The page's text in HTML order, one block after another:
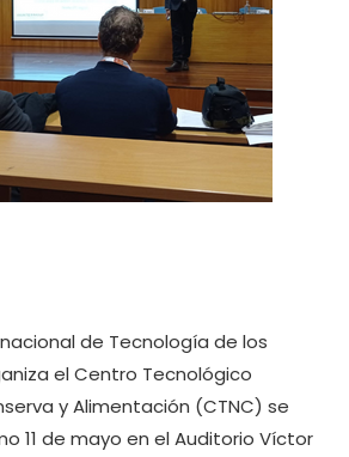
de Tecnología de los
el Centro Tecnológico
y Alimentación (CTNC) se
11 de mayo en el Auditorio Víctor